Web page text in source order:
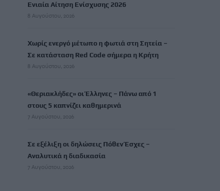
Ενιαία Αίτηση Ενίσχυσης 2026
8 Αυγούστου, 2026
Χωρίς ενεργό μέτωπο η φωτιά στη Σητεία –
Σε κατάσταση Red Code σήμερα η Κρήτη
8 Αυγούστου, 2026
«Θεριακλήδες» οι Έλληνες – Πάνω από 1
στους 5 καπνίζει καθημερινά
7 Αυγούστου, 2026
Σε εξέλιξη οι δηλώσεις Πόθεν Έσχες –
Αναλυτικά η διαδικασία
7 Αυγούστου, 2026